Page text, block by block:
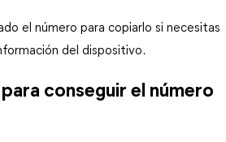
el número para copiarlo si necesitas
del dispositivo.
conseguir el número